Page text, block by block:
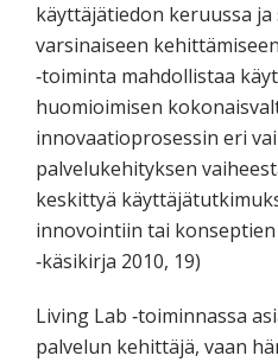
käyttäjätiedon keruussa ja
varsinaiseen
‐toiminta mahdollistaa
huomioimisen
innovaatioprosessin eri
palvelukehityksen
keskittyä
innovointiin tai
‐käsikirja 2010, 19)
Living Lab ‐toiminnassa
palvelun kehittäjä, vaan